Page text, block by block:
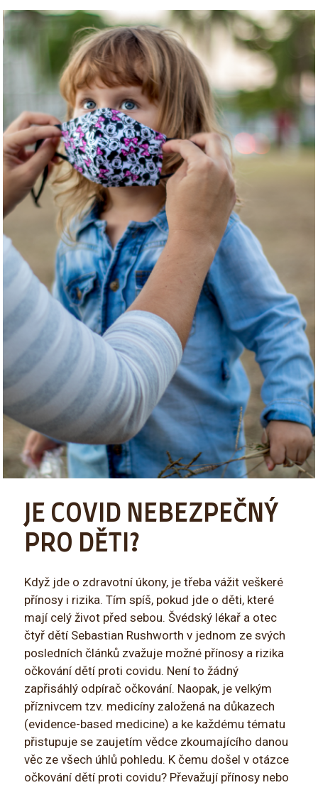
JE COVID NEBEZPEČNÝ
PRO DĚTI?
Když jde o zdravotní úkony, je třeba vážit veškeré
přínosy i rizika. Tím spíš, pokud jde o děti, které
mají celý život před sebou. Švédský lékař a otec
čtyř dětí Sebastian Rushworth v jednom ze svých
posledních článků zvažuje možné přínosy a rizika
očkování dětí proti covidu. Není to žádný
zapřisáhlý odpírač očkování. Naopak, je velkým
příznivcem tzv. medicíny založená na důkazech
(evidence-based medicine) a ke každému tématu
přistupuje se zaujetím vědce zkoumajícího danou
věc ze všech úhlů pohledu. K čemu došel v otázce
očkování dětí proti covidu? Převažují přínosy nebo